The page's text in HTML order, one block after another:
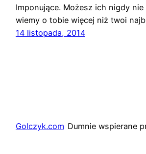
Imponujące. Możesz ich nigdy nie
wiemy o tobie więcej niż twoi
14 listopada, 2014
Golczyk.com Dumnie wspierane